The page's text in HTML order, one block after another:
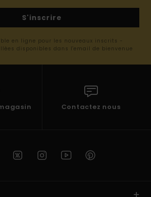
S'inscrire
en ligne pour les nouveaux inscrits -
disponibles dans l'email de bienvenue
Contactez nous